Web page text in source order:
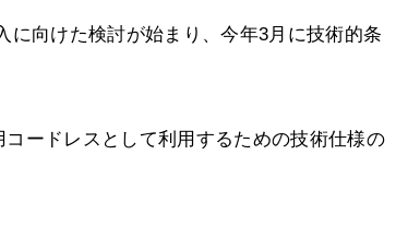
向けた検討が始まり、今年3月に技術的条
ードレスとして利用するための技術仕様の